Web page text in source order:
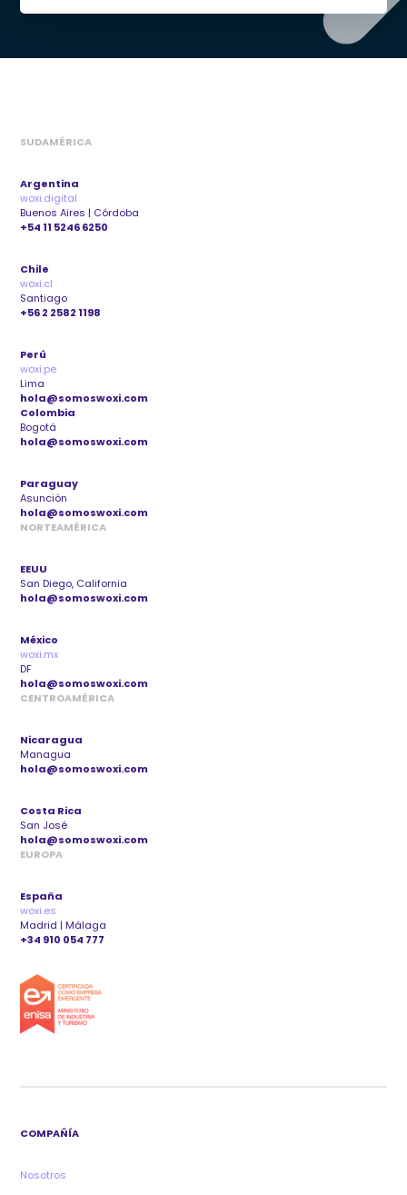
SUDAMÉRICA
Argentina
woxi.digital
Buenos Aires | Córdoba
+54 11 5246 6250
Chile
woxi.cl
Santiago
+56 2 2582 1198
Perú
woxi.pe
Lima
hola@somoswoxi.com
Colombia
Bogotá
hola@somoswoxi.com
Paraguay
Asunción
hola@somoswoxi.com
NORTEAMÉRICA
EEUU
San Diego, California
hola@somoswoxi.com
México
woxi.mx
DF
hola@somoswoxi.com
CENTROAMÉRICA
Nicaragua
Managua
hola@somoswoxi.com
Costa Rica
San José
hola@somoswoxi.com
EUROPA
España
woxi.es
Madrid | Málaga
+34 910 054 777
COMPAÑÍA
Nosotros